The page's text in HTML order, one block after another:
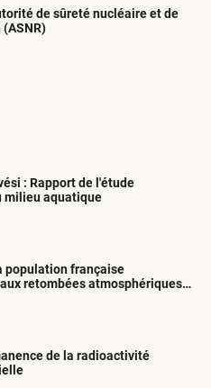
de sûreté nucléaire et de
: Rapport de l'étude
milieu aquatique
population française
retombées atmosphériques
1945
de la radioactivité